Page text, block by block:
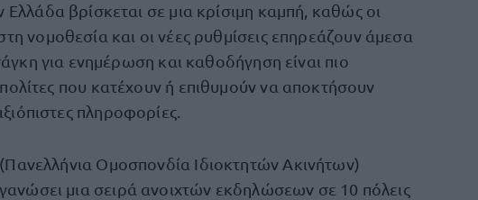
βρίσκεται σε μια κρίσιμη καμπή, καθώς οι
νομοθεσία και οι νέες ρυθμίσεις επηρεάζουν άμεσα
για ενημέρωση και καθοδήγηση είναι πιο
που κατέχουν ή επιθυμούν να αποκτήσουν
πληροφορίες.
Ομοσπονδία Ιδιοκτητών Ακινήτων)
μια σειρά ανοιχτών εκδηλώσεων σε 10 πόλεις